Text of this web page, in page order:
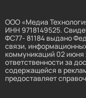
ООО «Медиа
ИНН 9718149525.
ФС77- 81184 выдано
связи,
коммуникаций 02 июня
ответственности за
содержащейся в
предоставляет